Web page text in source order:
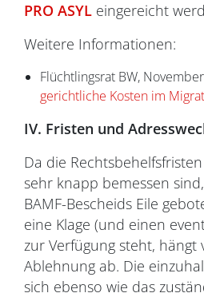
PRO ASYL eingereicht
Weitere Informationen:
Flüchtlingsrat BW,
gerichtliche Kosten im
IV. Fristen und
Da die
sehr knapp bemessen
BAMF-Bescheids Eile
eine Klage (und einen
zur Verfügung steht,
Ablehnung ab. Die
sich ebenso wie das